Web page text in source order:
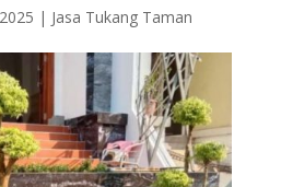
| Jasa Tukang Taman